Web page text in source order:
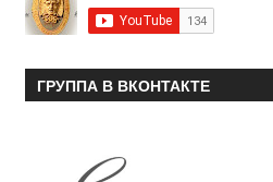
ГРУППА В ВКОНТАКТЕ